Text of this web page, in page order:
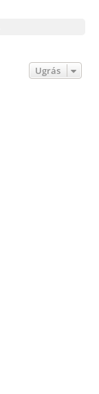
Ugrás